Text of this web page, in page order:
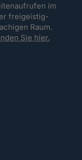
im
freigeistig-
Raum.
Sie hier.